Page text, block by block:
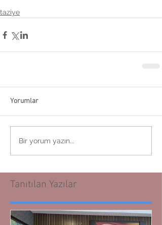
taziye
Yorumlar
Bir yorum yazın...
Tanıtılan Yazılar